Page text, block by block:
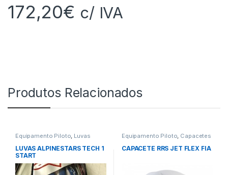
172,20€ c/ IVA
Produtos Relacionados
Equipamento Piloto Luvas
LUVAS ALPINESTARS TECH 1
START
Equipamento Piloto Capacetes
CAPACETE RRS JET FLEX FIA